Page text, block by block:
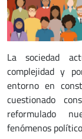
La sociedad
complejidad y
entorno en
cuestionado
reformulado
fenómenos